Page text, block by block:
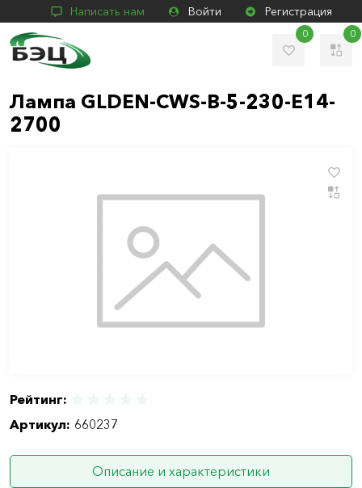
Написать нам Войти Регистрация
0 0
Лампа GLDEN-CWS-B-5-230-E14-
2700
Рейтинг:
Артикул: 660237
Описание и характеристики